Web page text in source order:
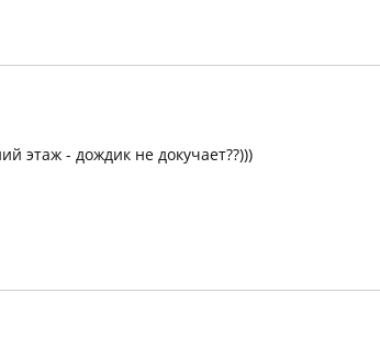
этаж - дождик не докучает??)))